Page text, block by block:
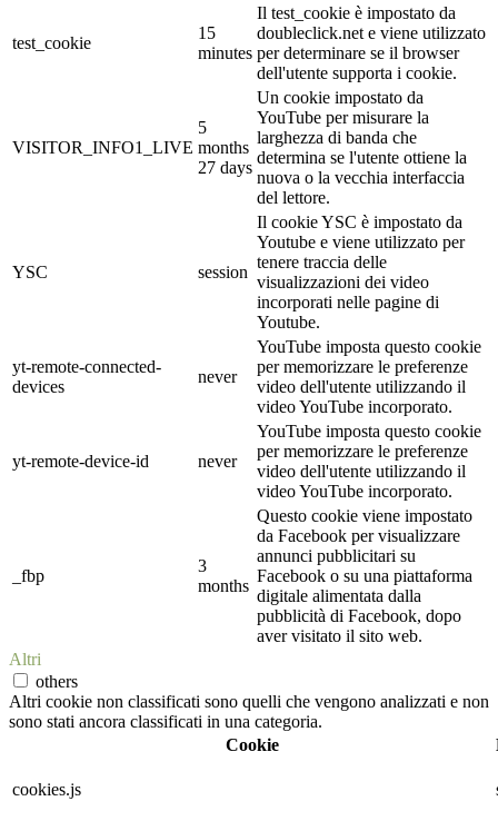
test_cookie
15
minutes
Il test_cookie è impostato da
doubleclick.net e viene utilizzato
per determinare se il browser
dell'utente supporta i cookie.
VISITOR_INFO1_LIVE
5
months
27 days
Un cookie impostato da
YouTube per misurare la
larghezza di banda che
determina se l'utente ottiene la
nuova o la vecchia interfaccia
del lettore.
YSC session
Il cookie YSC è impostato da
Youtube e viene utilizzato per
tenere traccia delle
visualizzazioni dei video
incorporati nelle pagine di
Youtube.
yt-remote-connected-
devices
never
YouTube imposta questo cookie
per memorizzare le preferenze
video dell'utente utilizzando il
video YouTube incorporato.
yt-remote-device-id never
YouTube imposta questo cookie
per memorizzare le preferenze
video dell'utente utilizzando il
video YouTube incorporato.
_fbp
3
months
Questo cookie viene impostato
da Facebook per visualizzare
annunci pubblicitari su
Facebook o su una piattaforma
digitale alimentata dalla
pubblicità di Facebook, dopo
aver visitato il sito web.
Altri
others
Altri cookie non classificati sono quelli che vengono analizzati e non
sono stati ancora classificati in una categoria.
Cookie
cookies.js